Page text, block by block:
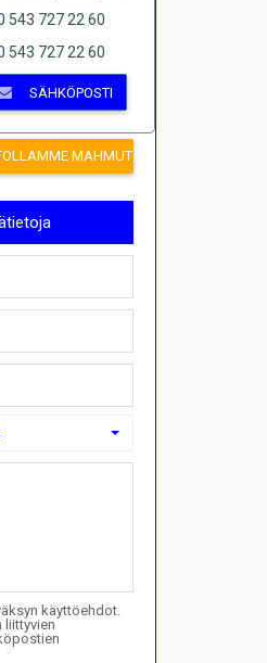
543 727 22 60
543 727 22 60
SÄHKÖPOSTI
MAHMUTLARISSA
käyttöehdot.
liittyvien